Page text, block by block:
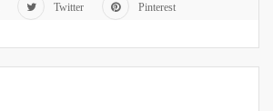
Twitter Pinterest